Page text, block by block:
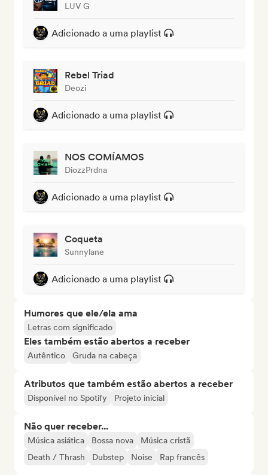
LUV G
Adicionado a uma playlist
Rebel Triad
Deozi
Adicionado a uma playlist
NOS COMÍAMOS
DiozzPrdna
Adicionado a uma playlist
Coqueta
Sunnylane
Adicionado a uma playlist
Humores que ele/ela ama
Letras com significado
Eles também estão abertos a receber
Autêntico Gruda na cabeça
Atributos que também estão abertos a receber
Disponível no Spotify Projeto inicial
Não quer receber...
Música asiática Bossa nova
Música cristã
Death / Thrash
Dubstep Noise Rap francês